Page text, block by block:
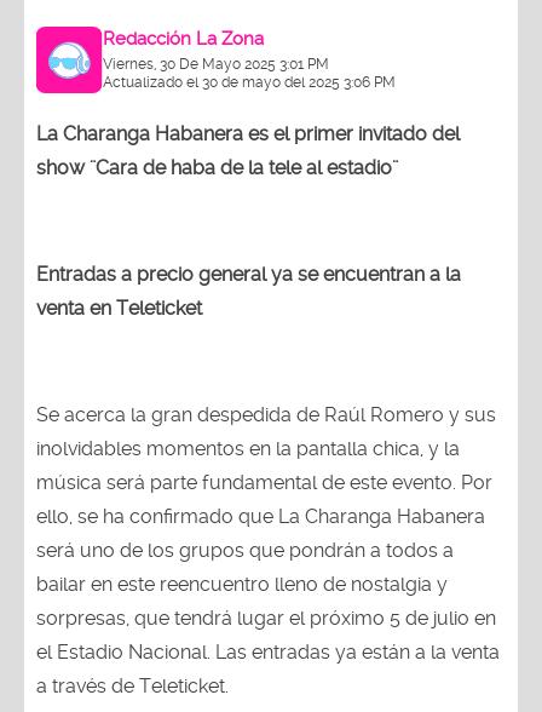
Redacción La Zona
Viernes, 30 De Mayo 2025 3:01 PM
Actualizado el 30 de mayo del 2025 3:06 PM
La Charanga Habanera es el primer invitado del
show ¨Cara de haba de la tele al estadio¨
Entradas a precio general ya se encuentran a la
venta en Teleticket
Se acerca la gran despedida de Raúl Romero y sus
inolvidables momentos en la pantalla chica, y la
música será parte fundamental de este evento. Por
ello, se ha confirmado que La Charanga Habanera
será uno de los grupos que pondrán a todos a
bailar en este reencuentro lleno de nostalgia y
sorpresas, que tendrá lugar el próximo 5 de julio en
el Estadio Nacional. Las entradas ya están a la venta
a través de Teleticket.